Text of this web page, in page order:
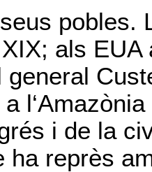
pobles.
als
general
i de la
ha reprès